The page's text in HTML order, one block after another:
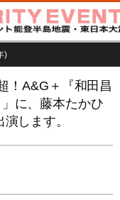
)
！A&G＋『和田昌
に、藤本たかひ
します。